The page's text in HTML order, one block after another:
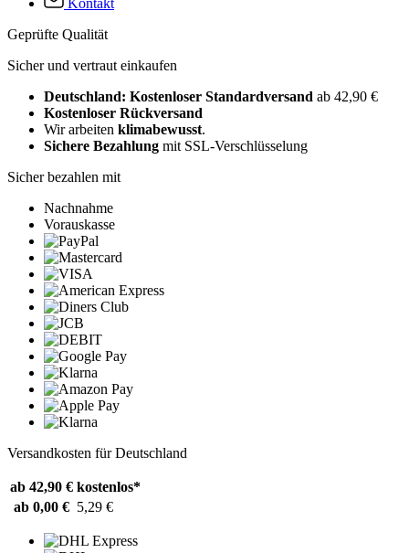
Kontakt
Geprüfte Qualität
Sicher und vertraut einkaufen
Deutschland: Kostenloser Standardversand ab 42,90 €
Kostenloser Rückversand
Wir arbeiten klimabewusst.
Sichere Bezahlung mit SSL-Verschlüsselung
Sicher bezahlen mit
Nachnahme
Vorauskasse
Versandkosten für Deutschland
ab 42,90 € kostenlos*
ab 0,00 € 5,29 €